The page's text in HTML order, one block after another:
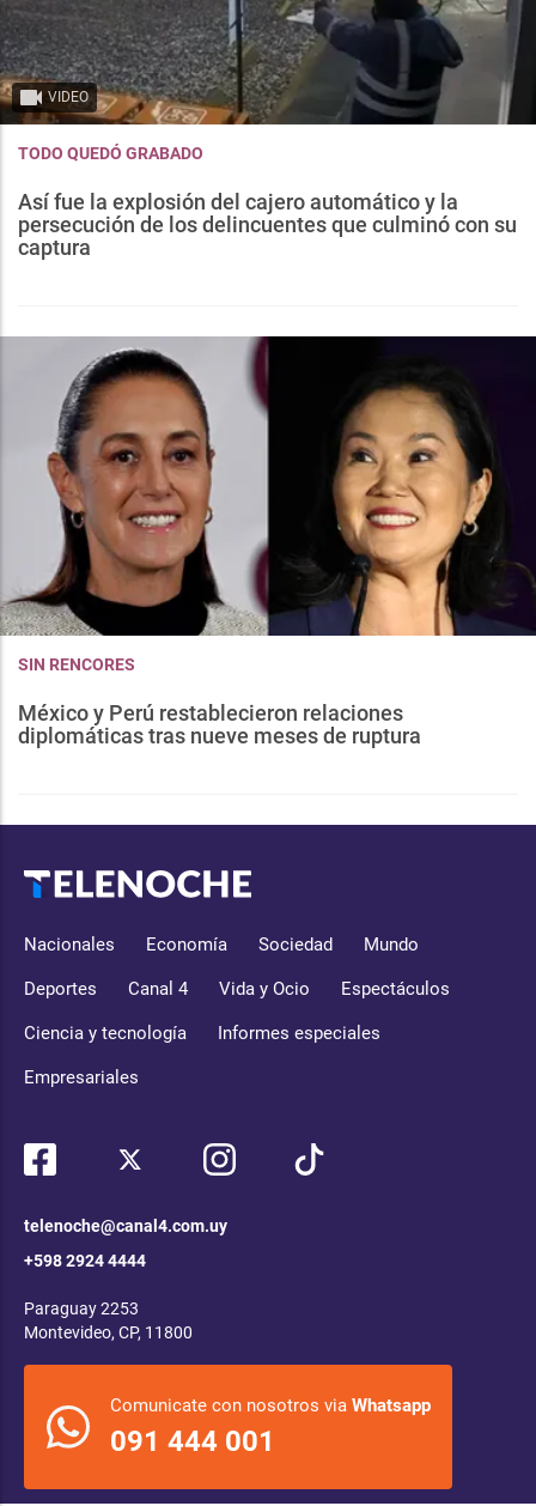
VIDEO
TODO QUEDÓ GRABADO
Así fue la explosión del cajero automático y la
persecución de los delincuentes que culminó con su
captura
SIN RENCORES
México y Perú restablecieron relaciones
diplomáticas tras nueve meses de ruptura
Nacionales Economía Sociedad Mundo
Deportes Canal 4 Vida y Ocio Espectáculos
Ciencia y tecnología Informes especiales
Empresariales
telenoche@canal4.com.uy
+598 2924 4444
Paraguay 2253
Montevideo, CP, 11800
Comunicate con nosotros via Whatsapp
091 444 001